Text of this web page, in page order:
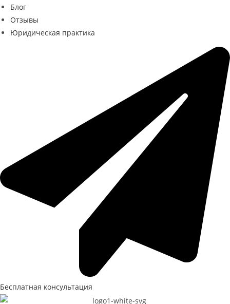
Блог
Отзывы
Юридическая практика
Бесплатная консультация